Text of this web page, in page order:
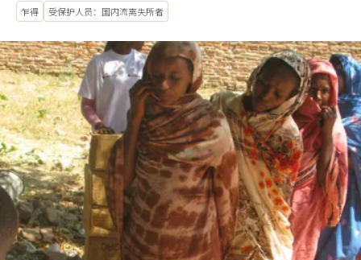
乍得 受保护人员：国内流离失所者